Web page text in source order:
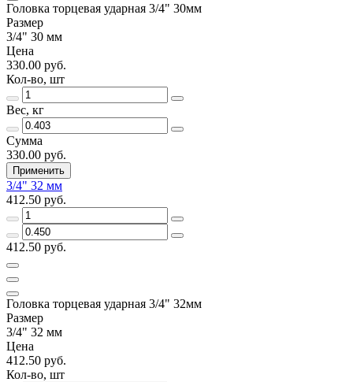
Головка торцевая ударная 3/4" 30мм
Размер
3/4" 30 мм
Цена
330.00 руб.
Кол-во, шт
Вес, кг
Сумма
330.00 руб.
Применить
3/4" 32 мм
412.50 руб.
412.50 руб.
Головка торцевая ударная 3/4" 32мм
Размер
3/4" 32 мм
Цена
412.50 руб.
Кол-во, шт